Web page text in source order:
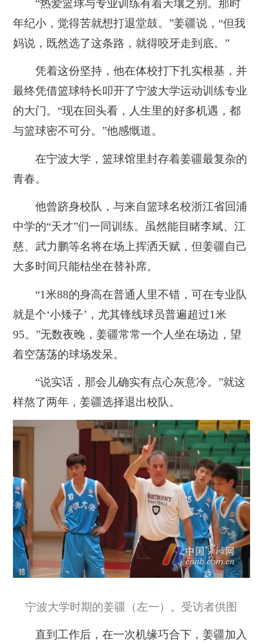
“热爱篮球与专业训练有着天壤之别。那时
年纪小，觉得苦就想打退堂鼓。”姜疆说，“但我
妈说，既然选了这条路，就得咬牙走到底。”
凭着这份坚持，他在体校打下扎实根基，并
最终凭借篮球特长叩开了宁波大学运动训练专业
的大门。“现在回头看，人生里的好多机遇，都
与篮球密不可分。”他感慨道。
在宁波大学，篮球馆里封存着姜疆最复杂的
青春。
他曾跻身校队，与来自篮球名校浙江省回浦
中学的“天才”们一同训练。虽然能目睹李斌、江
慈、武力鹏等名将在场上挥洒天赋，但姜疆自己
大多时间只能枯坐在替补席。
“1米88的身高在普通人里不错，可在专业队
就是个‘小矮子’，尤其锋线球员普遍超过1米
95。”无数夜晚，姜疆常常一个人坐在场边，望
着空荡荡的球场发呆。
“说实话，那会儿确实有点心灰意冷。”就这
样熬了两年，姜疆选择退出校队。
宁波大学时期的姜疆（左一）。受访者供图
直到工作后，在一次机缘巧合下，姜疆加入